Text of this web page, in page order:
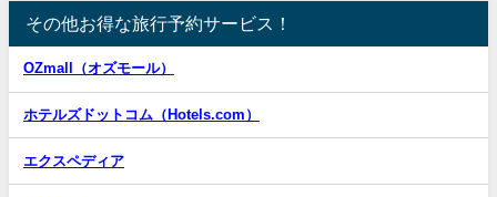
その他お得な旅行予約サービス！
OZmall（オズモール）
ホテルズドットコム（Hotels.com）
エクスペディア